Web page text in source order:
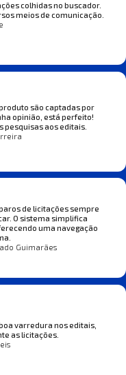
colhidas no buscador.
meios de comunicação.
são captadas por
opinião, está perfeito!
pesquisas aos editais.
de licitações sempre
O sistema simplifica
uma navegação
Guimarães
varredura nos editais,
as licitações.